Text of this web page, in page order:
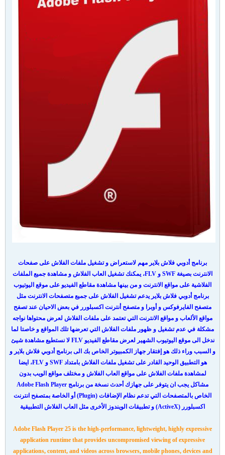
برنامج أدوبي فلاش بلاير مهم لاستعراض و تشغيل ملفات الفلاش على صفحات
الانترنت بصيغة SWF و FLV، يمكنك تشغيل العاب الفلاش و مشاهدة جميع الملفات
الفلاشية على مواقع الانترنت و من بينها مشاهدة مقاطع الفيديو على موقع اليوتيوب
برنامج أدوبي فلاش بلاير يدعم تشغيل الفلاش على جميع متصفحات الانترنت مثل
متصفح الفايرفوكس و أوبرا و متصفح أنترنت اكسبلورر في بعض الاحيان عند تصفح
مواقع الألعاب و مواقع الانترنت التي تعتمد على ملفات الفلاش لعرض محتواها نواجه
مشكلة في عدم تشغيل و ظهور ملفات الفلاش التي تعرضها تلك المواقع و خاصتا لما
ندخل الى موقع اليوتيوب الشهير لعرض مقاطع الفيديو FLV لا نستطيع مشاهدة شيئ
و السبب وراء ذلك هو إفتقار جهاز الكمبيوتر الخاص بك الى برنامج أدوبي فلاش بلاير و
هو التطبيق الوحيد القادر على تشغيل ملفات الفلاش بامتداد SWF و FLV، ايضا
لمشاهدة ملفات الفلاش على مواقع العاب الفلاش و مختلف مواقع الويب بدون
مشاكل يجب ان يتوفر على جهازك أحدث نسخة من برنامج Adobe Flash Player
الخاص بالمتصفحات التي تدعم نظام الإضافات (Plugin) أو الخاصة بمتصفح انترنت
اكسبلورر (ActiveX) و تطبيقات الويندوز الأخرى مثل العاب الفلاش التطبيقية
Adobe Flash Player 25 is the high-performance, lightweight, highly expressive
application runtime that provides uncompromised viewing of expressive
applications, content, and videos across browsers, mobile phones, devices and